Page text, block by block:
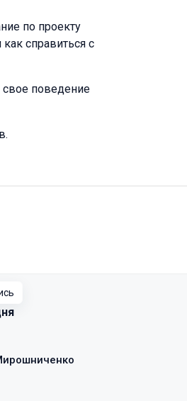
по проекту
справиться с
свое поведение